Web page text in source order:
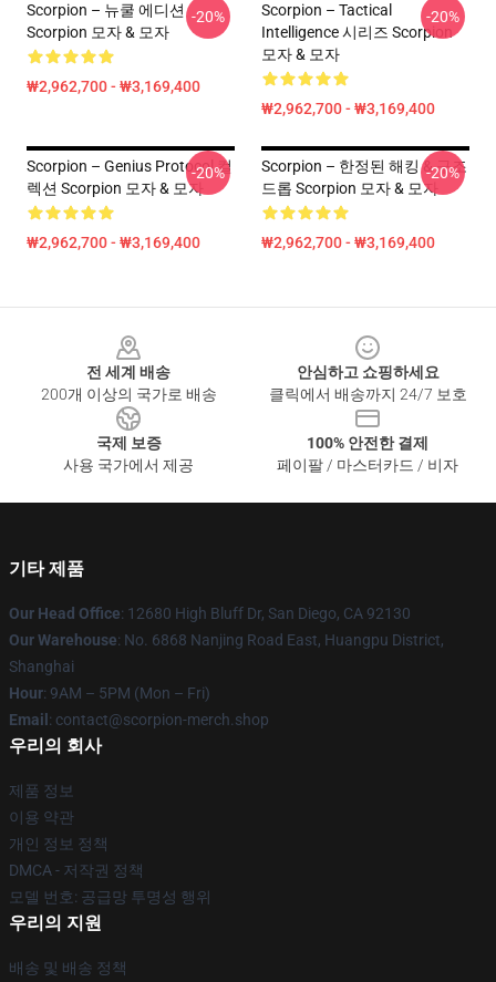
Scorpion – 뉴쿨 에디션
Scorpion 모자 & 모자
₩2,962,700 - ₩3,169,400
-20%
Scorpion – Tactical
Intelligence 시리즈 Scorpion
모자 & 모자
₩2,962,700 - ₩3,169,400
-20%
Scorpion – Genius Protocol 컬
렉션 Scorpion 모자 & 모자
₩2,962,700 - ₩3,169,400
-20%
Scorpion – 한정된 해킹 & 구조
드롭 Scorpion 모자 & 모자
₩2,962,700 - ₩3,169,400
-20%
전 세계 배송
200개 이상의 국가로 배송
안심하고 쇼핑하세요
클릭에서 배송까지 24/7 보호
국제 보증
사용 국가에서 제공
100% 안전한 결제
페이팔 / 마스터카드 / 비자
기타 제품
Our Head Office: 12680 High Bluff Dr, San Diego, CA 92130
Our Warehouse: No. 6868 Nanjing Road East, Huangpu District,
Shanghai
Hour: 9AM – 5PM (Mon – Fri)
Email : contact@scorpion-merch.shop
우리의 회사
제품 정보
이용 약관
개인 정보 정책
DMCA - 저작권 정책
모델 번호: 공급망 투명성 행위
우리의 지원
배송 및 배송 정책